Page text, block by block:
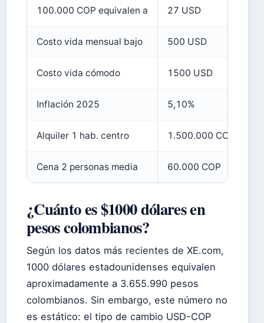
100.000 COP equivalen a 27 USD
Costo vida mensual bajo 500 USD
Costo vida cómodo 1500 USD
Inflación 2025 5,10%
Alquiler 1 hab. centro 1.500.000 COP
Cena 2 personas media 60.000 COP
¿Cuánto es $1000 dólares en
pesos colombianos?
Según los datos más recientes de XE.com,
1000 dólares estadounidenses equivalen
aproximadamente a 3.655.990 pesos
colombianos. Sin embargo, este número no
es estático: el tipo de cambio USD-COP